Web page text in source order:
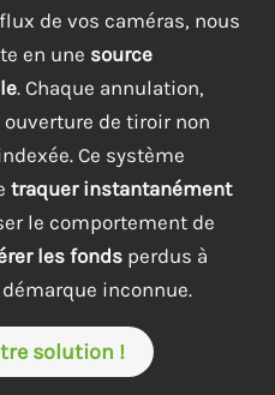
de vos caméras, nous
en une source
. Chaque annulation,
de tiroir non
Ce système
traquer instantanément
le comportement de
les fonds perdus à
inconnue.
solution !